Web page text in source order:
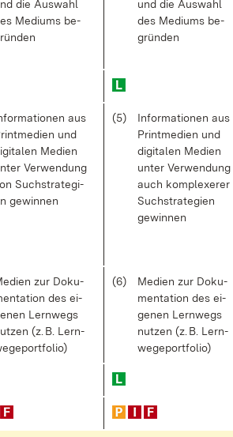
die Aus­wahl
Me­di­ums be­
und die Aus­wahl
des Me­di­ums be­
grün­den
aus
und
Me­di­en
Ver­wen­dung
Such­stra­te­gi­
ge­win­nen
(5)
In­for­ma­tio­nen aus
Print­me­di­en und
di­gi­ta­len Me­di­en
un­ter Ver­wen­dung
auch kom­ple­xe­rer
Such­stra­te­gi­en
ge­win­nen
zur Do­ku­
des ei­
Lern­wegs
(z. B. Lern­
(6)
Me­di­en zur Do­ku­
men­ta­ti­on des ei­
ge­nen Lern­wegs
nut­zen (z. B. Lern­
we­ge­port­fo­lio)